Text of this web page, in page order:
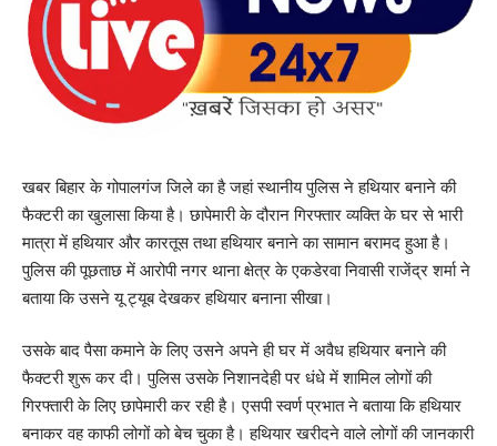
खबर बिहार के गोपालगंज जिले का है जहां स्थानीय पुलिस ने हथियार बनाने की
फैक्टरी का खुलासा किया है। छापेमारी के दौरान गिरफ्तार व्यक्ति के घर से भारी
मात्रा में हथियार और कारतूस तथा हथियार बनाने का सामान बरामद हुआ है।
पुलिस की पूछताछ में आरोपी नगर थाना क्षेत्र के एकडेरवा निवासी राजेंद्र शर्मा ने
बताया कि उसने यू ट्यूब देखकर हथियार बनाना सीखा।
उसके बाद पैसा कमाने के लिए उसने अपने ही घर में अवैध हथियार बनाने की
फैक्टरी शुरू कर दी। पुलिस उसके निशानदेही पर धंधे में शामिल लोगों की
गिरफ्तारी के लिए छापेमारी कर रही है। एसपी स्वर्ण प्रभात ने बताया कि हथियार
बनाकर वह काफी लोगों को बेच चुका है। हथियार खरीदने वाले लोगों की जानकारी